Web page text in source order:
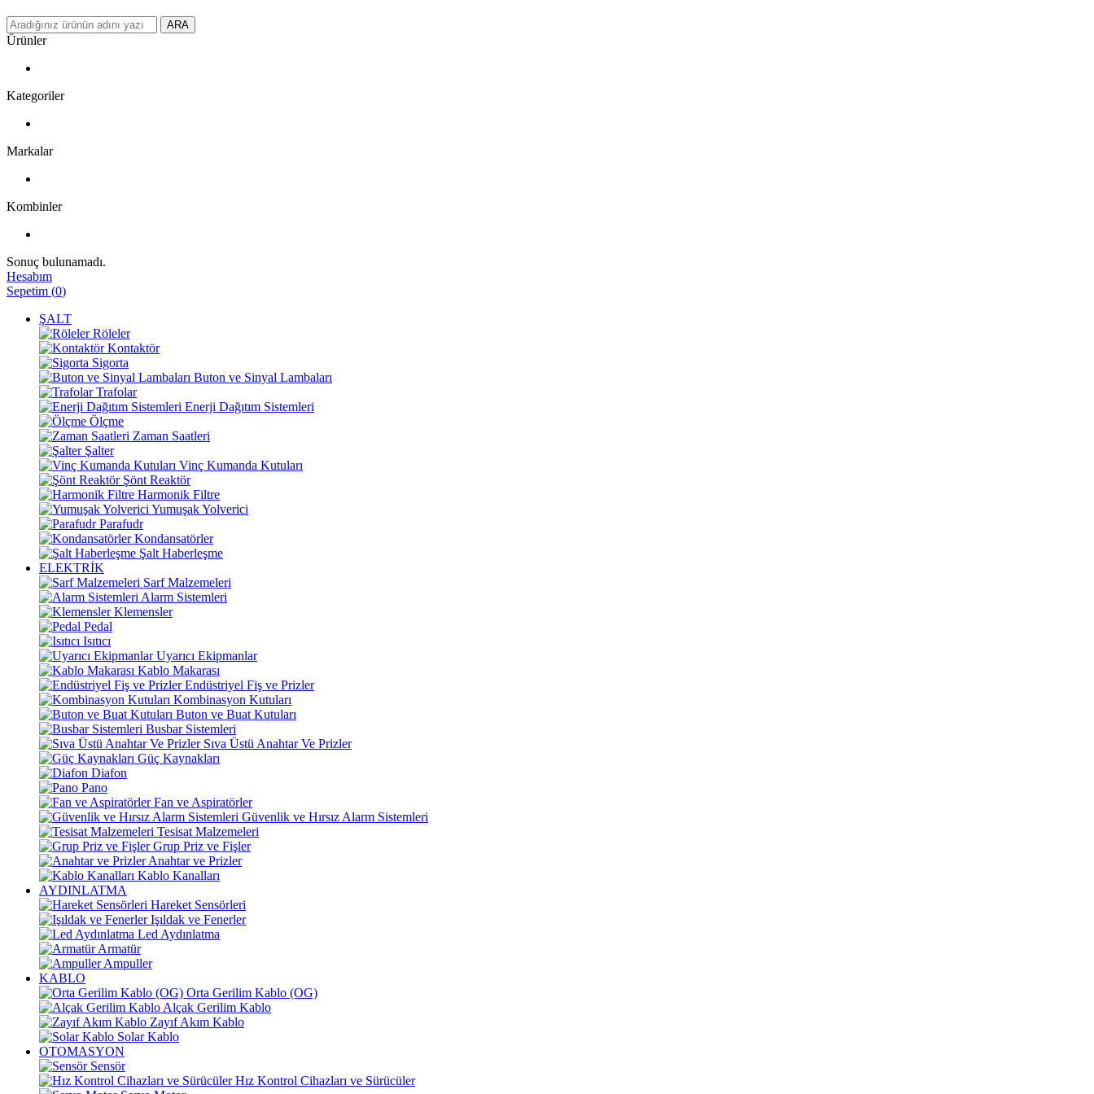
ARA
Ürünler
Kategoriler
Markalar
Kombinler
Sonuç bulunamadı.
Hesabım
Sepetim (0)
ŞALT
Röleler
Kontaktör
Sigorta
Buton ve Sinyal Lambaları
Trafolar
Enerji Dağıtım Sistemleri
Ölçme
Zaman Saatleri
Şalter
Vinç Kumanda Kutuları
Şönt Reaktör
Harmonik Filtre
Yumuşak Yolverici
Parafudr
Kondansatörler
Şalt Haberleşme
ELEKTRİK
Sarf Malzemeleri
Alarm Sistemleri
Klemensler
Pedal
Isıtıcı
Uyarıcı Ekipmanlar
Kablo Makarası
Endüstriyel Fiş ve Prizler
Kombinasyon Kutuları
Buton ve Buat Kutuları
Busbar Sistemleri
Sıva Üstü Anahtar Ve Prizler
Güç Kaynakları
Diafon
Pano
Fan ve Aspiratörler
Güvenlik ve Hırsız Alarm Sistemleri
Tesisat Malzemeleri
Grup Priz ve Fişler
Anahtar ve Prizler
Kablo Kanalları
AYDINLATMA
Hareket Sensörleri
Işıldak ve Fenerler
Led Aydınlatma
Armatür
Ampuller
KABLO
Orta Gerilim Kablo (OG)
Alçak Gerilim Kablo
Zayıf Akım Kablo
Solar Kablo
OTOMASYON
Sensör
Hız Kontrol Cihazları ve Sürücüler